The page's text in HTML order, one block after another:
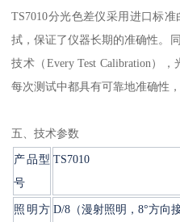
TS7010分光色差仪采用进口标
拭，保证了仪器长期的准确性。
技术（Every Test Calibration）
每次测试中都具有可靠地准确性，
五、技术参数
产品型
号
TS7010
照明方 D/8（漫射照明，8°方向